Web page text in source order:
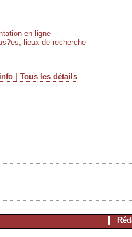
en ligne
lieux de recherche
| Tous les détails